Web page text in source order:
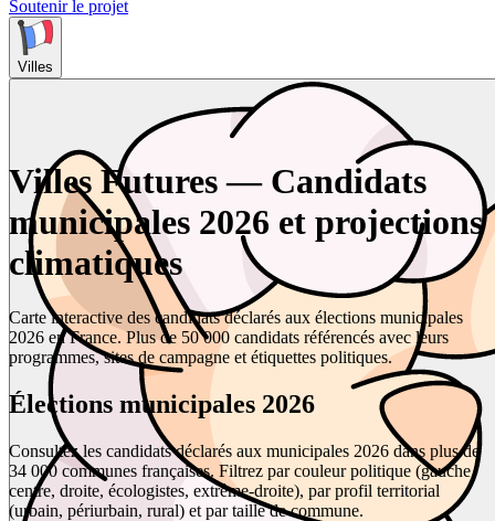
Soutenir le projet
Villes
Villes Futures — Candidats
municipales 2026 et projections
climatiques
Carte interactive des candidats déclarés aux élections municipales
2026 en France. Plus de 50 000 candidats référencés avec leurs
programmes, sites de campagne et étiquettes politiques.
Élections municipales 2026
Consultez les candidats déclarés aux municipales 2026 dans plus de
34 000 communes françaises. Filtrez par couleur politique (gauche,
centre, droite, écologistes, extrême-droite), par profil territorial
(urbain, périurbain, rural) et par taille de commune.